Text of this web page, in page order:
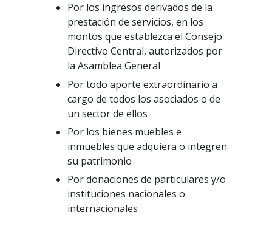
Por los ingresos derivados de la
prestación de servicios, en los
montos que establezca el Consejo
Directivo Central, autorizados por
la Asamblea General
Por todo aporte extraordinario a
cargo de todos los asociados o de
un sector de ellos
Por los bienes muebles e
inmuebles que adquiera o integren
su patrimonio
Por donaciones de particulares y/o
instituciones nacionales o
internacionales